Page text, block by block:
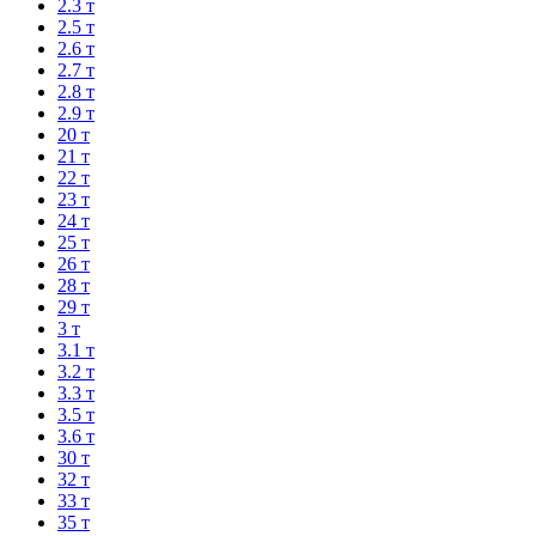
2.3 т
2.5 т
2.6 т
2.7 т
2.8 т
2.9 т
20 т
21 т
22 т
23 т
24 т
25 т
26 т
28 т
29 т
3 т
3.1 т
3.2 т
3.3 т
3.5 т
3.6 т
30 т
32 т
33 т
35 т